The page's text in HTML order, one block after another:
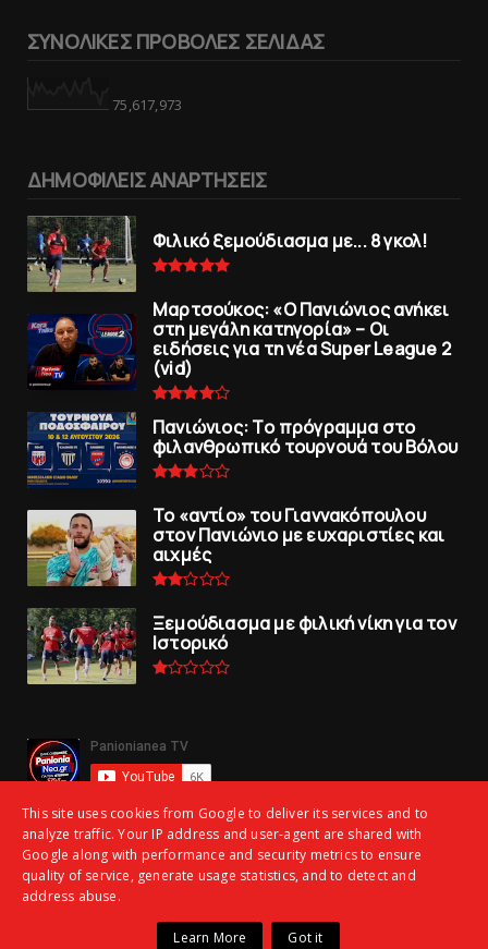
ΣΥΝΟΛΙΚΕΣ ΠΡΟΒΟΛΕΣ ΣΕΛΙΔΑΣ
75,617,973
ΔΗΜΟΦΙΛΕΙΣ ΑΝΑΡΤΗΣΕΙΣ
Φιλικό ξεμούδιασμα με... 8 γκολ!
Μαρτσούκος: «Ο Πανιώνιος ανήκει
στη μεγάλη κατηγορία» – Οι
ειδήσεις για τη νέα Super League 2
(vid)
Πανιώνιoς: Tο πρόγραμμα στο
φιλανθρωπικό τουρνουά του Bόλου
To «αντίο» του Γιαννακόπουλου
στον Πανιώνιο με ευχαριστίες και
αιχμές
Ξεμούδιασμα με φιλική νίκη για τoν
Iστορικό
Rights Reserved
This site uses cookies from Google to deliver its services and to
analyze traffic. Your IP address and user-agent are shared with
Google along with performance and security metrics to ensure
quality of service, generate usage statistics, and to detect and
address abuse.
Learn More Got it